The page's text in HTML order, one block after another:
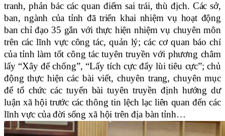
tranh, phản bác các quan điểm sai trái, thù địch. Các sở,
ban, ngành của tỉnh đã triển khai nhiệm vụ hoạt động
ban chỉ đạo 35 gắn với thực hiện nhiệm vụ chuyên môn
trên các lĩnh vực công tác, quản lý; các cơ quan báo chí
của tỉnh làm tốt công tác tuyên truyền với phương châm
lấy “Xây để chống”, “Lấy tích cực đẩy lùi tiêu cực”; chủ
động thực hiện các bài viết, chuyên trang, chuyên mục
để tổ chức các tuyến bài tuyên truyền định hướng dư
luận xã hội trước các thông tin lệch lạc liên quan đến các
lĩnh vực của đời sống xã hội trên địa bàn tỉnh…